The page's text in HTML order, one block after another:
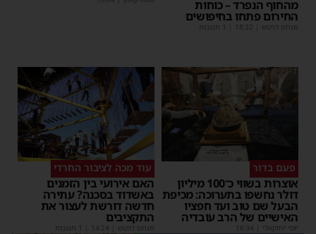
מהחוף הנפרד – כוחות
החירום פתחו בחיפושים
מנחם דויטש 18:32
פעם בדור
אוצרות בשווי כ־100 מיליון
דולר נחשפו בתערוכה: מכיפת
הבעל שם טוב ועד חפציו
האישיים של הרב עובדיה
יוסי יחזקאלי 16:34
עוד מכה לציבור החרדי
האם אירועי בין הזמנים
באשדוד בסכנה? עתירה
חדשה דורשת לעצור את
התקציבים
מנחם דויטש 14:24